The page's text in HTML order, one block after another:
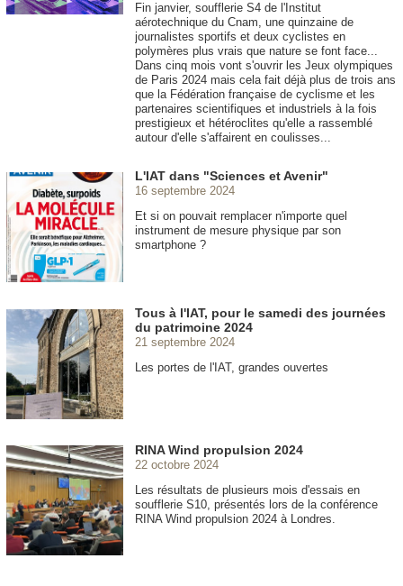
Fin janvier, soufflerie S4 de l'Institut
aérotechnique du Cnam, une quinzaine de
journalistes sportifs et deux cyclistes en
polymères plus vrais que nature se font face...
Dans cinq mois vont s'ouvrir les Jeux olympiques
de Paris 2024 mais cela fait déjà plus de trois ans
que la Fédération française de cyclisme et les
partenaires scientifiques et industriels à la fois
prestigieux et hétéroclites qu'elle a rassemblé
autour d'elle s'affairent en coulisses...
L'IAT dans "Sciences et Avenir"
16 septembre 2024
Et si on pouvait remplacer n'importe quel
instrument de mesure physique par son
smartphone ?
Tous à l'IAT, pour le samedi des journées
du patrimoine 2024
21 septembre 2024
Les portes de l'IAT, grandes ouvertes
RINA Wind propulsion 2024
22 octobre 2024
Les résultats de plusieurs mois d'essais en
soufflerie S10, présentés lors de la conférence
RINA Wind propulsion 2024 à Londres.